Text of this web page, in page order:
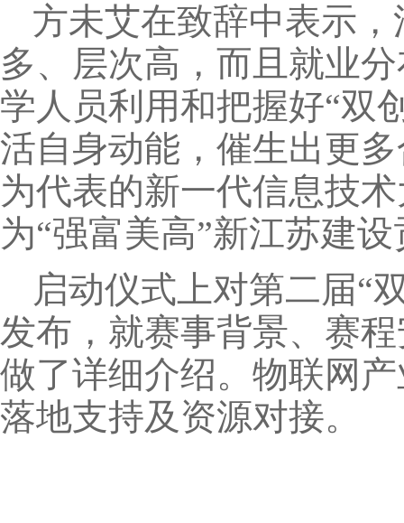
方未艾在致辞中表示
多、层次高，而且就业
学人员利用和把握好“双
活自身动能，催生出更
为代表的新一代信息技
为“强富美高”新江苏建
启动仪式上对第二届“
发布，就赛事背景、赛
做了详细介绍。物联网
落地支持及资源对接。